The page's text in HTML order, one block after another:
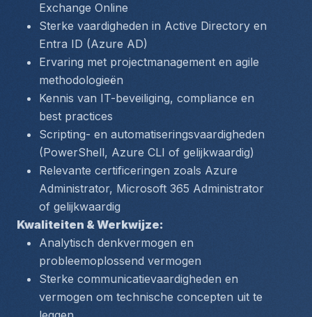
Exchange Online
Sterke vaardigheden in Active Directory en
Entra ID (Azure AD)
Ervaring met projectmanagement en agile
methodologieën
Kennis van IT-beveiliging, compliance en
best practices
Scripting- en automatiseringsvaardigheden
(PowerShell, Azure CLI of gelijkwaardig)
Relevante certificeringen zoals Azure
Administrator, Microsoft 365 Administrator
of gelijkwaardig
Kwaliteiten & Werkwijze:
Analytisch denkvermogen en
probleemoplossend vermogen
Sterke communicatievaardigheden en
vermogen om technische concepten uit te